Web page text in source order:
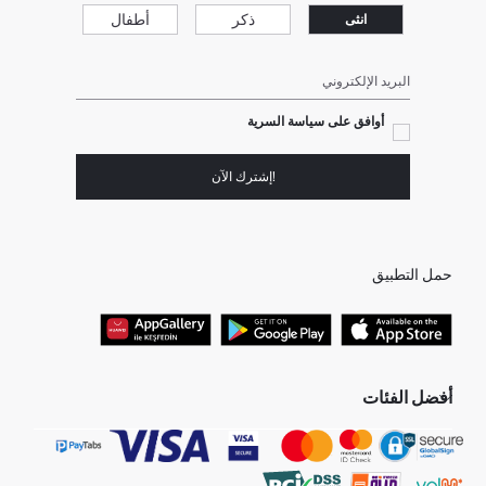
انثى ذكر أطفال
البريد الإلكتروني
أوافق على سياسة السرية
!إشترك الآن
حمل التطبيق
أفضل الفئات
جميع متاجرنا
هدايا عيد الحب
البلوفر النسائية
برفانات حريمى
جينز رجالي